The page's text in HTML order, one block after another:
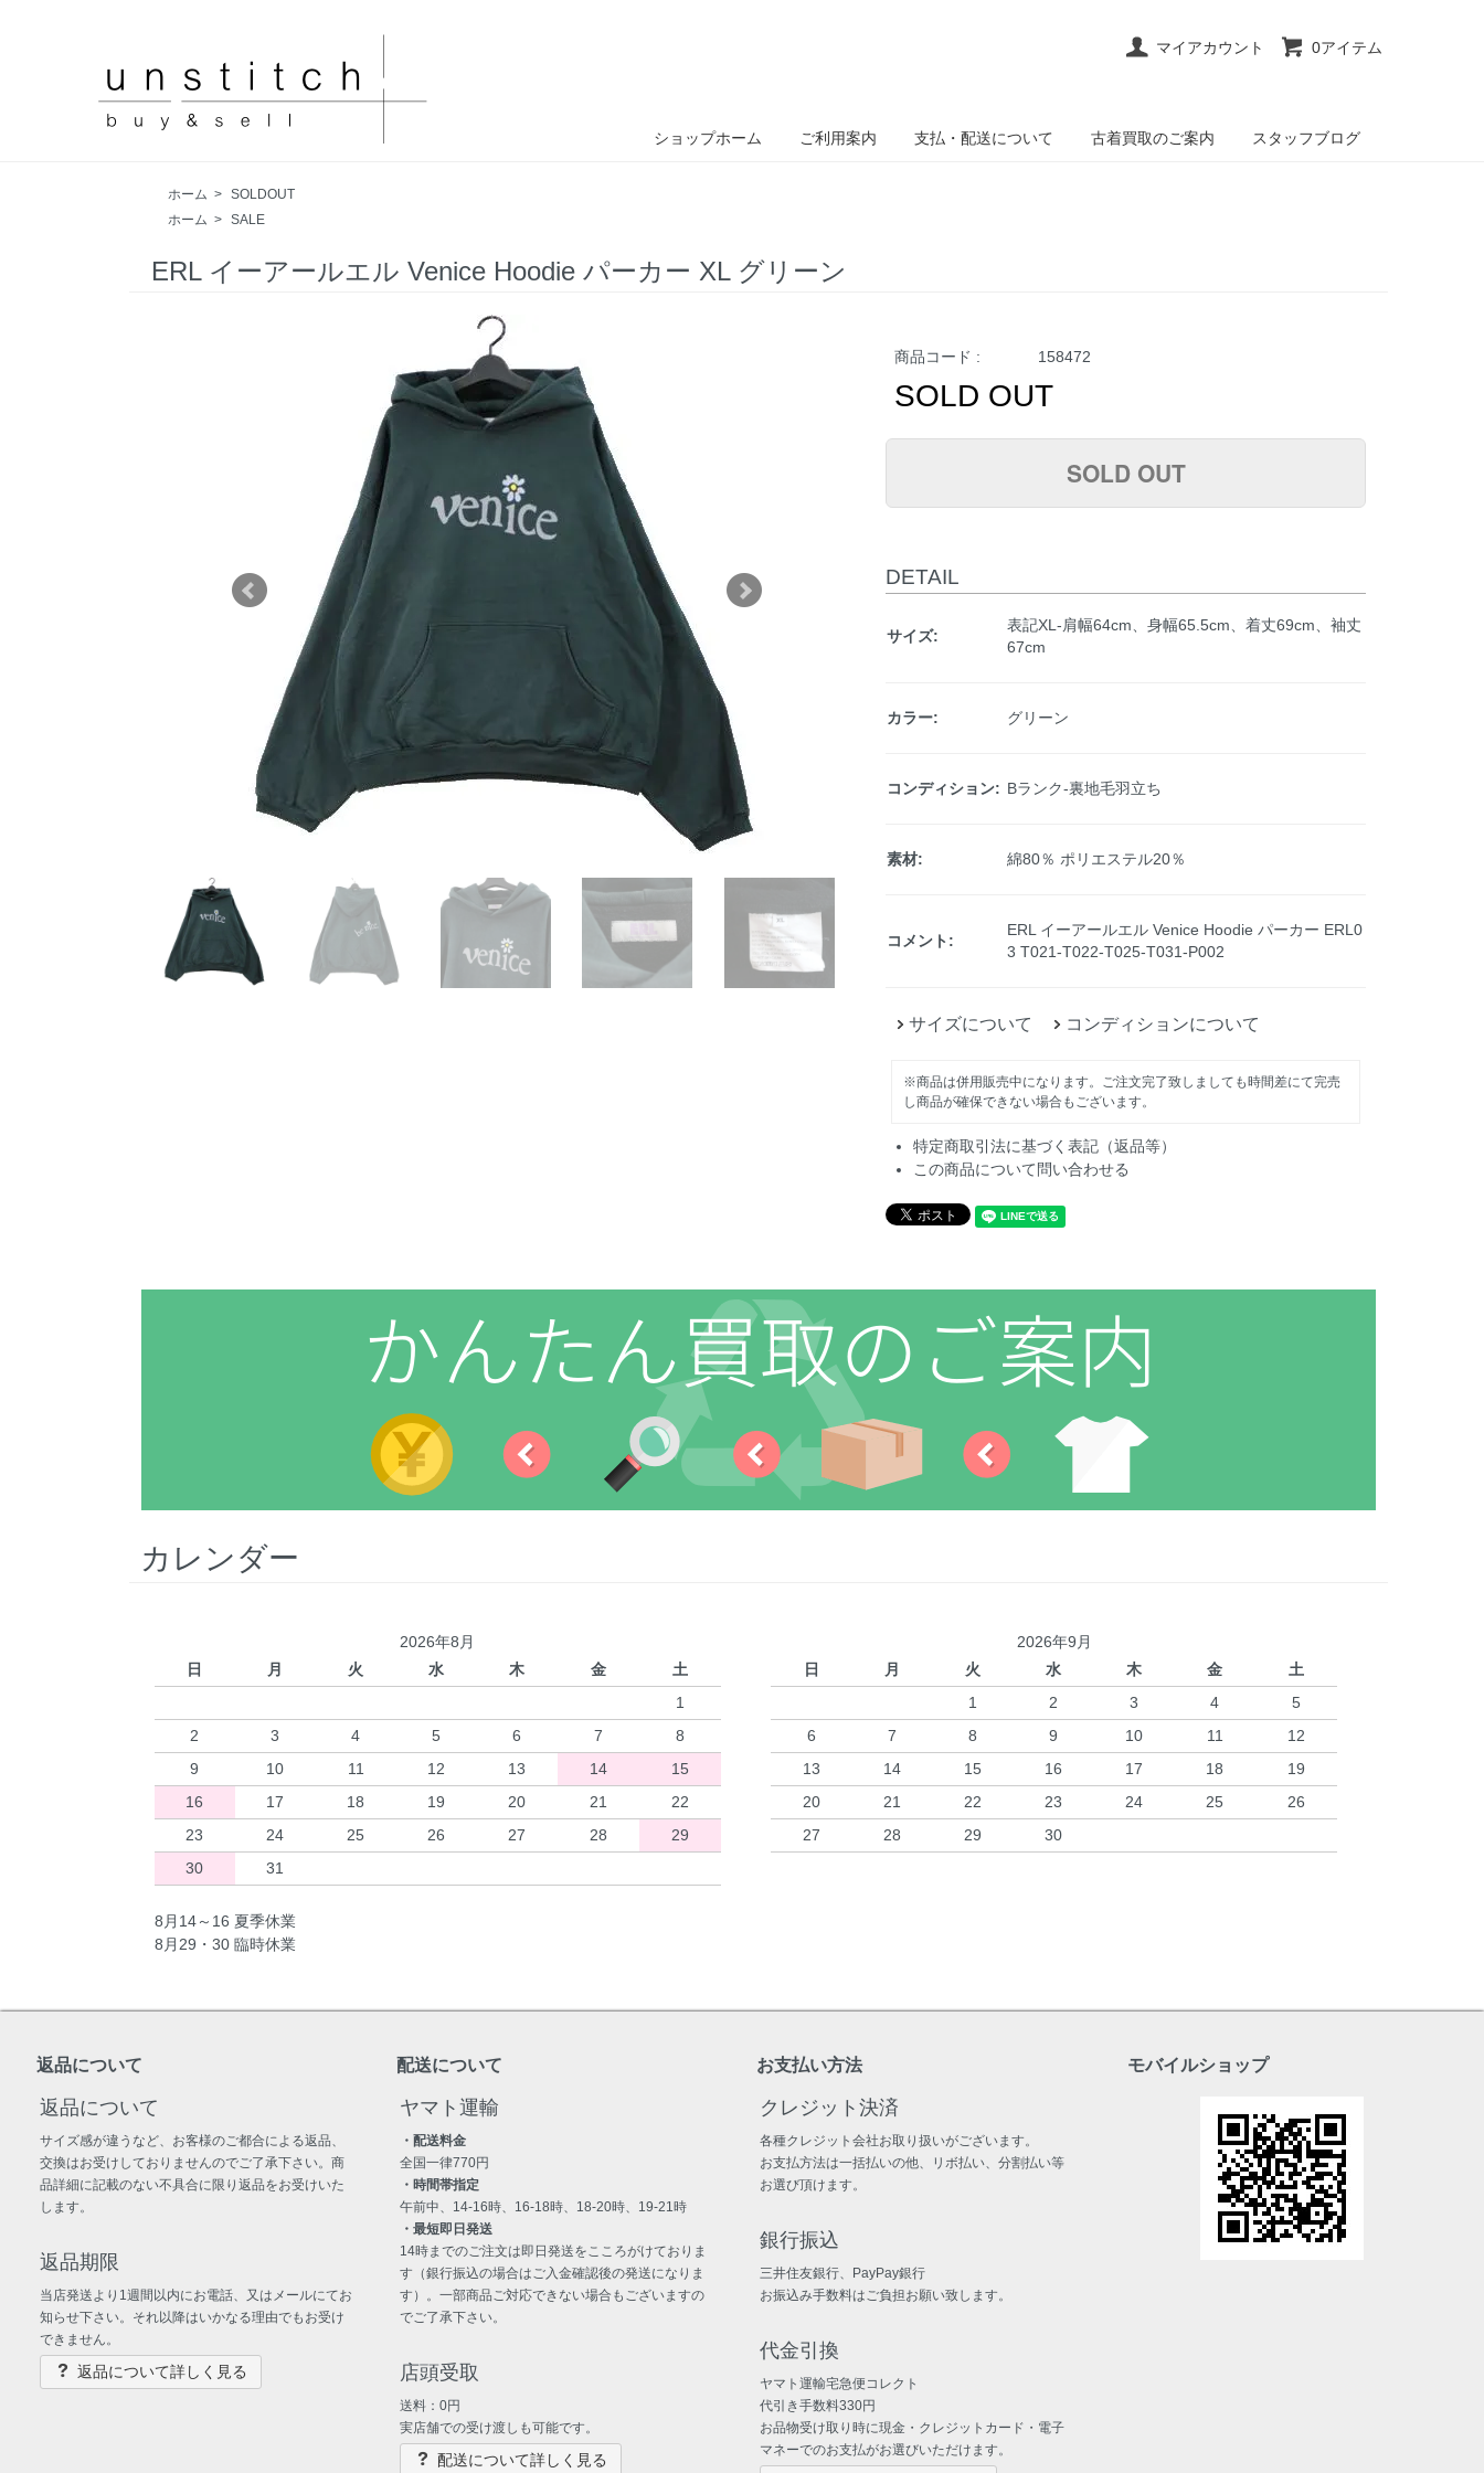
マイアカウント 0アイテム
ショップホーム ご利用案内 支払・配送について 古着買取のご案内 スタッフブログ
ホーム > SOLDOUT
ホーム > SALE
ERL イーアールエル Venice Hoodie パーカー XL グリーン
商品コード : 158472
SOLD OUT
SOLD OUT
DETAIL
サイズ:
表記XL-肩幅64cm、身幅65.5cm、着丈69cm、袖丈
67cm
カラー: グリーン
コンディション: Bランク-裏地毛羽立ち
素材: 綿80％ ポリエステル20％
コメント:
ERL イーアールエル Venice Hoodie パーカー ERL0
3 T021-T022-T025-T031-P002
サイズについて コンディションについて
※商品は併用販売中になります。ご注文完了致しましても時間差にて完売
し商品が確保できない場合もございます。
特定商取引法に基づく表記（返品等）
この商品について問い合わせる
カレンダー
2026年8月
日
月 火 水 木 金
土
1
2
3 4 5 6 7
8
9
10 11 12 13 14
15
16
17 18 19 20 21
22
23
24 25 26 27 28
29
30
31
2026年9月
日
月 火 水 木 金
土
1
2 3 4
5
6
7 8 9 10 11
12
13
14 15 16 17 18
19
20
21 22 23 24 25
26
27
28 29 30
8月14～16 夏季休業
8月29・30 臨時休業
返品について
返品について
サイズ感が違うなど、お客様のご都合による返品、
交換はお受けしておりませんのでご了承下さい。商
品詳細に記載のない不具合に限り返品をお受けいた
します。
返品期限
当店発送より1週間以内にお電話、又はメールにてお
知らせ下さい。それ以降はいかなる理由でもお受け
できません。
返品について詳しく見る
配送について
ヤマト運輸
・配送料金
全国一律770円
・時間帯指定
午前中、14-16時、16-18時、18-20時、19-21時
・最短即日発送
14時までのご注文は即日発送をこころがけておりま
す（銀行振込の場合はご入金確認後の発送になりま
す）。一部商品ご対応できない場合もございますの
でご了承下さい。
店頭受取
送料：0円
実店舗での受け渡しも可能です。
配送について詳しく見る
お支払い方法
クレジット決済
各種クレジット会社お取り扱いがございます。
お支払方法は一括払いの他、リボ払い、分割払い等
お選び頂けます。
銀行振込
三井住友銀行、PayPay銀行
お振込み手数料はご負担お願い致します。
代金引換
ヤマト運輸宅急便コレクト
代引き手数料330円
お品物受け取り時に現金・クレジットカード・電子
マネーでのお支払がお選びいただけます。
モバイルショップ